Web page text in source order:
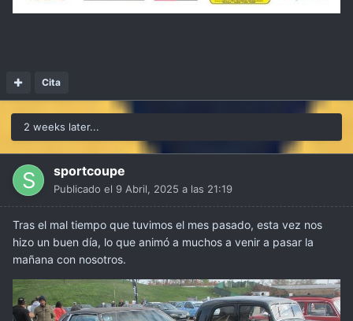
Cita
2 weeks later...
sportcoupe
Publicado el 9 Abril, 2025 a las 21:19
Tras el mal tiempo que tuvimos el mes pasado, esta vez nos
hizo un buen día, lo que animó a muchos a venir a pasar la
mañana con nosotros.